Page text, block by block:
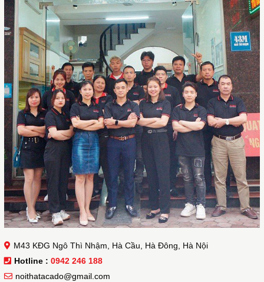
M43 KĐG Ngô Thì Nhậm, Hà Cầu, Hà Đông, Hà Nội
Hotline : 0942 246 188
noithatacado@gmail.com